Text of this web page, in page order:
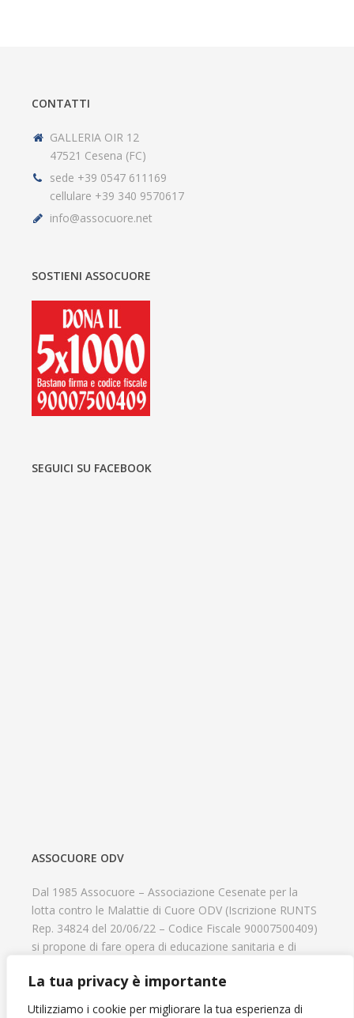
La tua privacy è importante
Utilizziamo i cookie per migliorare la tua esperienza di
CONTATTI
GALLERIA OIR 12
47521 Cesena (FC)
sede +39 0547 611169
cellulare +39 340 9570617
info@assocuore.net
SOSTIENI ASSOCUORE
SEGUICI SU FACEBOOK
ASSOCUORE ODV
Dal 1985 Assocuore – Associazione Cesenate per la
lotta contro le Malattie di Cuore ODV (Iscrizione RUNTS
Rep. 34824 del 20/06/22 – Codice Fiscale 90007500409)
si propone di fare opera di educazione sanitaria e di
psicofisico di tutti coloro che hanno un problema
cardiologico e di aiutare il progresso delle strutture